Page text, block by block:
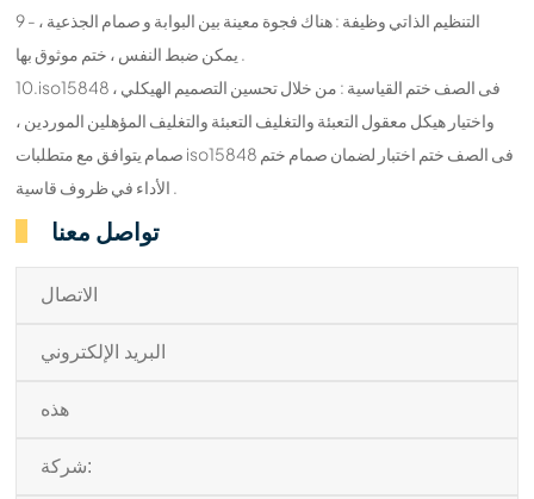
9 - التنظيم الذاتي وظيفة : هناك فجوة معينة بين البوابة و صمام الجذعية ،
يمكن ضبط النفس ، ختم موثوق بها .
10.iso15848 فى الصف ختم القياسية : من خلال تحسين التصميم الهيكلي ،
واختيار هيكل معقول التعبئة والتغليف التعبئة والتغليف المؤهلين الموردين ،
صمام يتوافق مع متطلبات iso15848 فى الصف ختم اختبار لضمان صمام ختم
الأداء في ظروف قاسية .
تواصل معنا